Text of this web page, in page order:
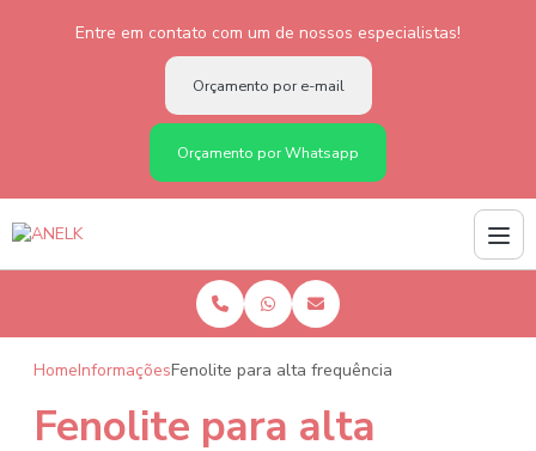
Entre em contato com um de nossos especialistas!
Orçamento por e-mail
Orçamento por Whatsapp
HomeInformaçõesFenolite para alta frequência
Fenolite para alta